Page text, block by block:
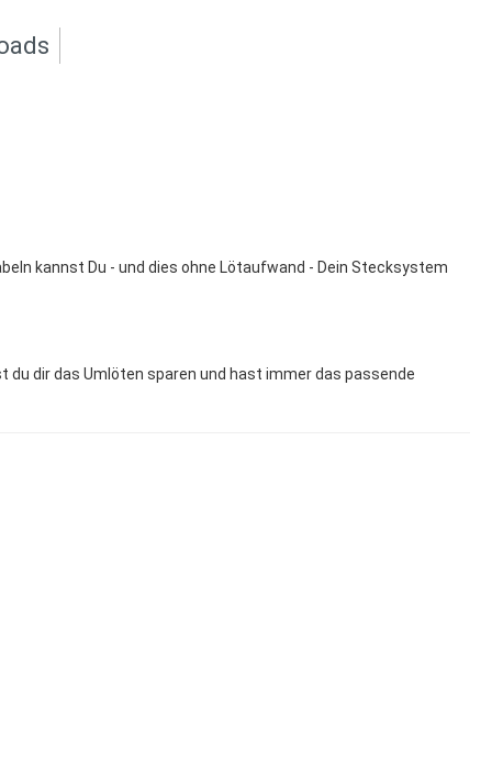
kannst Du - und dies ohne Lötaufwand - Dein Stecksystem
du dir das Umlöten sparen und hast immer das passende